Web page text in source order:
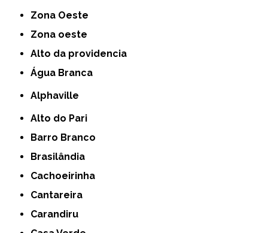
Zona Oeste
Zona oeste
alto da providencia
Água Branca
Alphaville
Alto do Pari
Barro Branco
Brasilândia
Cachoeirinha
Cantareira
Carandiru